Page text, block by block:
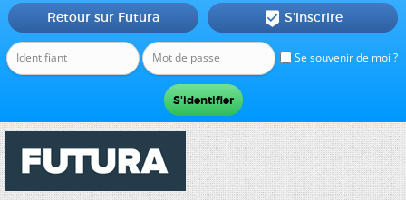
Se souvenir de moi ?
Retour sur Futura  S'inscrire